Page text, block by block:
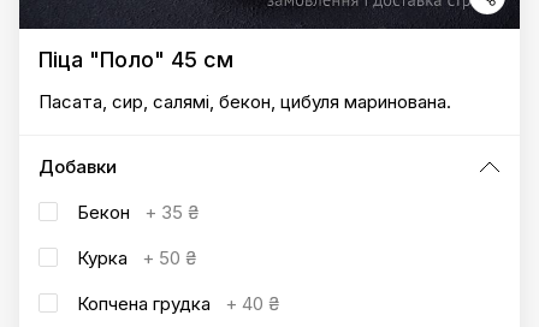
Піца "Поло" 45 см
Пасата, сир, салямі, бекон, цибуля маринована.
Добавки
Бекон
+ 35 ₴
Курка
+ 50 ₴
Копчена грудка
+ 40 ₴